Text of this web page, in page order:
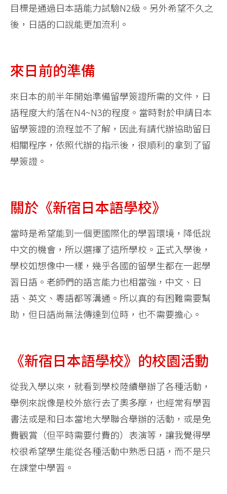
目標是通過日本語能力試驗N2級。另外希望不久之
後，日語的口說能更加流利。
來日前的準備
來日本的前半年開始準備留學簽證所需的文件，日
語程度大約落在N4~N3的程度。當時對於申請日本
留學簽證的流程並不了解，因此有請代辦協助留日
相關程序，依照代辦的指示後，很順利的拿到了留
學簽證。
關於《新宿日本語學校》
當時是希望能到一個更國際化的學習環境，降低說
中文的機會，所以選擇了這所學校。正式入學後，
學校如想像中一樣，幾乎各國的留學生都在一起學
習日語。老師們的語言能力也相當強，中文、日
語、英文、粵語都等溝通。所以真的有困難需要幫
助，但日語尚無法傳達到位時，也不需要擔心。
《新宿日本語學校》的校園活動
從我入學以來，就看到學校陸續舉辦了各種活動，
舉例來說像是校外旅行去了奧多摩，也經常有學習
書法或是和日本當地大學聯合舉辦的活動，或是免
費觀賞（但平時需要付費的）表演等，讓我覺得學
校很希望學生能從各種活動中熟悉日語，而不是只
在課堂中學習。